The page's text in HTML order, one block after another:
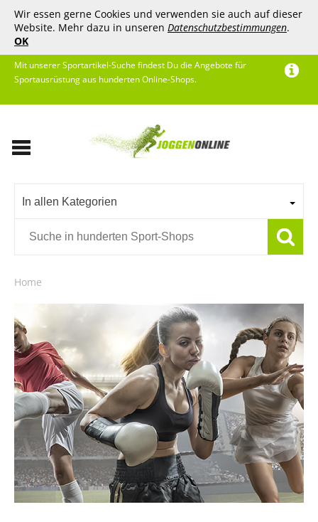
Wir essen gerne Cookies und verwenden sie auch auf dieser
Website. Mehr dazu in unseren Datenschutzbestimmungen.
OK
Mit unserer Sportartikel-Suche findest Du die Angebote für
Sportausrüstung aus hunderten Online-Shops.
In allen Kategorien
Home